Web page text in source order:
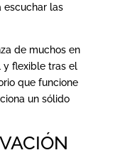
escuchar las
de muchos en
y flexible tras el
que funcione
un sólido